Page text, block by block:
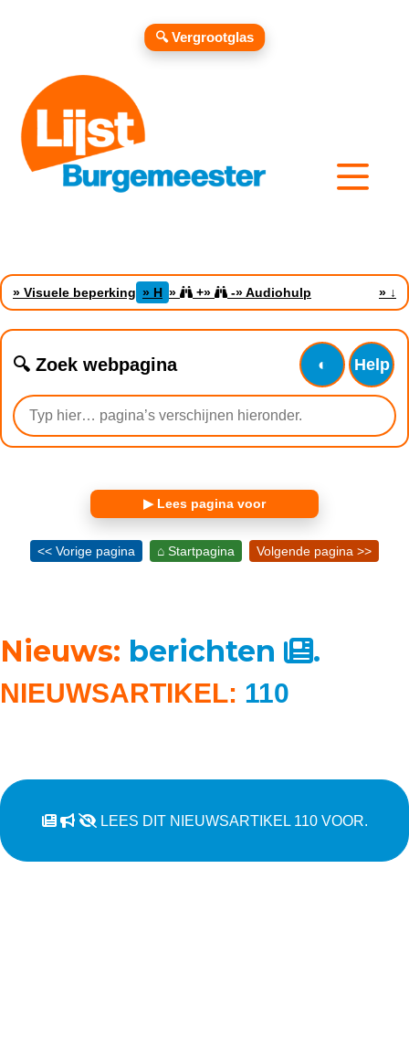
» Visuele beperking » H » +» -» Audiohulp » ↓
🔍 Zoek webpagina ◐ Help
▶ Lees pagina voor
🔍 Vergrootglas
<< Vorige pagina ⌂ Startpagina Volgende pagina >>
Nieuws: berichten .
NIEUWSARTIKEL: 110
LEES DIT NIEUWSARTIKEL 110 VOOR.